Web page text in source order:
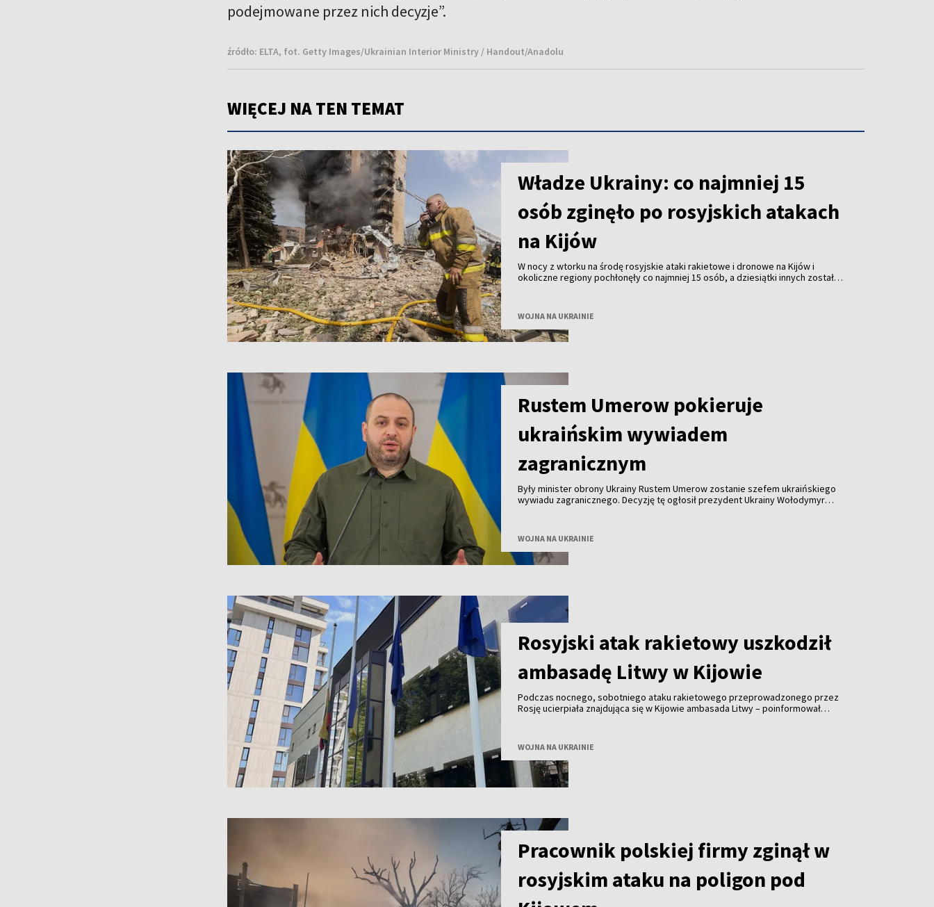
podejmowane przez nich decyzje”.
źródło: ELTA, fot. Getty Images/Ukrainian Interior Ministry / Handout/Anadolu
WIĘCEJ NA TEN TEMAT
Władze Ukrainy: co najmniej 15
osób zginęło po rosyjskich atakach
na Kijów
W nocy z wtorku na środę rosyjskie ataki rakietowe i dronowe na Kijów i
okoliczne regiony pochłonęły co najmniej 15 osób, a dziesiątki innych zostały
WOJNA NA UKRAINIE
Rustem Umerow pokieruje
ukraińskim wywiadem
zagranicznym
Były minister obrony Ukrainy Rustem Umerow zostanie szefem ukraińskiego
wywiadu zagranicznego. Decyzję tę ogłosił prezydent Ukrainy Wołodymyr
WOJNA NA UKRAINIE
Rosyjski atak rakietowy uszkodził
ambasadę Litwy w Kijowie
Podczas nocnego, sobotniego ataku rakietowego przeprowadzonego przez
Rosję ucierpiała znajdująca się w Kijowie ambasada Litwy – poinformował
WOJNA NA UKRAINIE
Pracownik polskiej firmy zginął w
rosyjskim ataku na poligon pod